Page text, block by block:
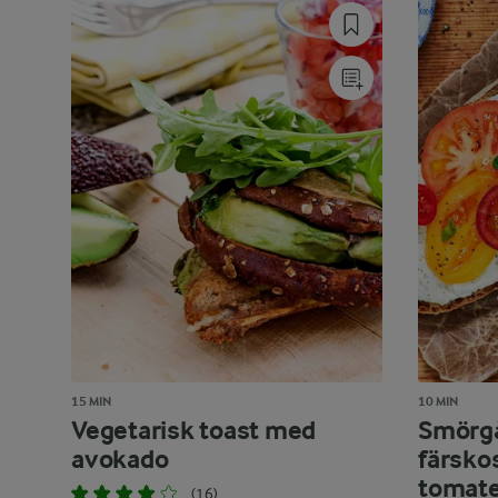
15 MIN
Vegetarisk toast med
avokado
(16)
10 MIN